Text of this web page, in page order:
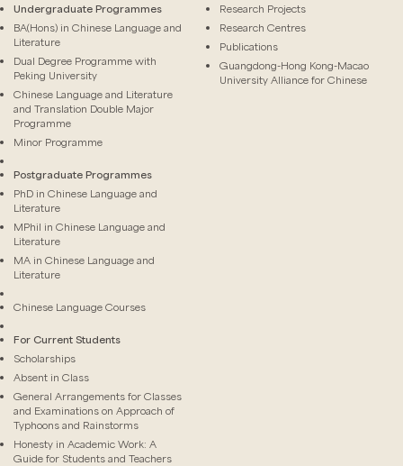
Undergraduate Programmes
BA(Hons) in Chinese Language and
Literature
Dual Degree Programme with
Peking University
Chinese Language and Literature
and Translation Double Major
Programme
Minor Programme
Postgraduate Programmes
PhD in Chinese Language and
Literature
MPhil in Chinese Language and
Literature
MA in Chinese Language and
Literature
Chinese Language Courses
For Current Students
Scholarships
Absent in Class
General Arrangements for Classes
and Examinations on Approach of
Typhoons and Rainstorms
Honesty in Academic Work: A
Guide for Students and Teachers
Research Projects
Research Centres
Publications
Guangdong-Hong Kong-Macao
University Alliance for Chinese